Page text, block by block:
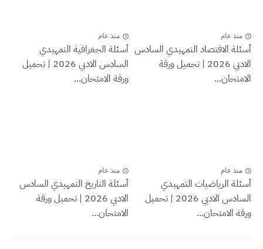
منذ عام
أسئلة الاقتصاد التمهيدي السادس
الادبي 2026 | تحميل ورقة
الامتحان...
منذ عام
أسئلة الجغرافية التمهيدي
السادس الادبي 2026 | تحميل
ورقة الامتحان...
منذ عام
أسئلة الرياضيات التمهيدي
السادس الادبي 2026 | تحميل
ورقة الامتحان...
منذ عام
أسئلة التاريخ التمهيدي السادس
الادبي 2026 | تحميل ورقة
الامتحان...